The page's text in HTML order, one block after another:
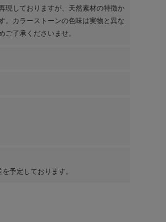
現しておりますが、天然素材の特徴か
。カラーストーンの色味は実物と異な
ご了承くださいませ。
予定しております。